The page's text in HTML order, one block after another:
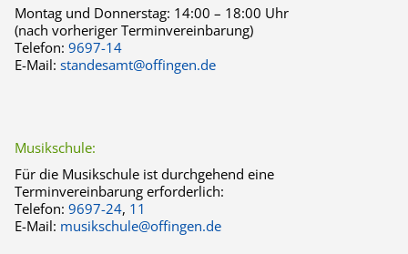
Montag und Donnerstag: 14:00 – 18:00 Uhr
(nach vorheriger Terminvereinbarung)
Telefon: 9697-14
E-Mail: standesamt@offingen.de
Musikschule:
Für die Musikschule ist durchgehend eine
Terminvereinbarung erforderlich:
Telefon: 9697-24, 11
E-Mail: musikschule@offingen.de